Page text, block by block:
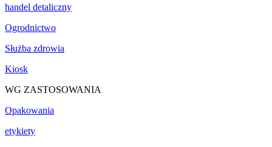
handel detaliczny
Ogrodnictwo
Służba zdrowia
Kiosk
WG ZASTOSOWANIA
Opakowania
etykiety